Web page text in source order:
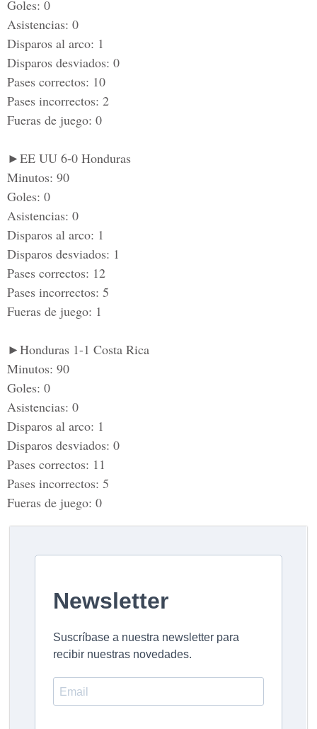
Goles: 0
Asistencias: 0
Disparos al arco: 1
Disparos desviados: 0
Pases correctos: 10
Pases incorrectos: 2
Fueras de juego: 0
►EE UU 6-0 Honduras
Minutos: 90
Goles: 0
Asistencias: 0
Disparos al arco: 1
Disparos desviados: 1
Pases correctos: 12
Pases incorrectos: 5
Fueras de juego: 1
►Honduras 1-1 Costa Rica
Minutos: 90
Goles: 0
Asistencias: 0
Disparos al arco: 1
Disparos desviados: 0
Pases correctos: 11
Pases incorrectos: 5
Fueras de juego: 0